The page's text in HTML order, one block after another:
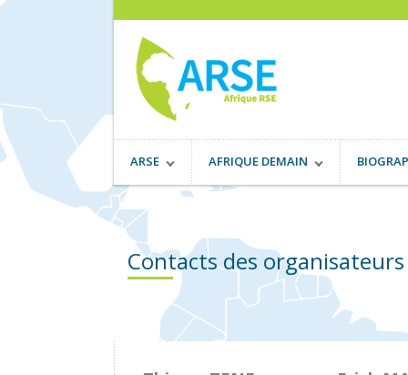
ARSE AFRIQUE DEMAIN
Contacts des organisateurs